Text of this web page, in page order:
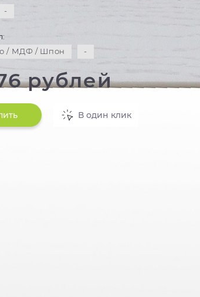
-
/ МДФ / Шпон
-
рублей
В один клик